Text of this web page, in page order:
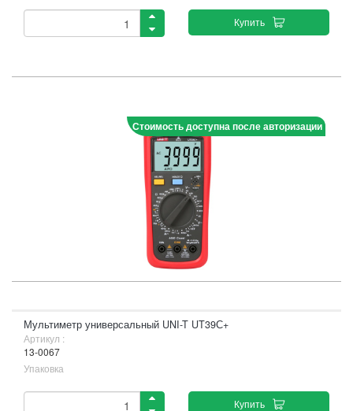
Купить
Стоимость доступна после авторизации
Мультиметр универсальный UNI-T UT39С+
Артикул :
13-0067
Упаковка
Купить